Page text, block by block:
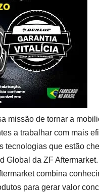
missão de tornar a
a trabalhar com mais
tecnologias que estão
Global da ZF Aftermarket.
combina
para gerar valor